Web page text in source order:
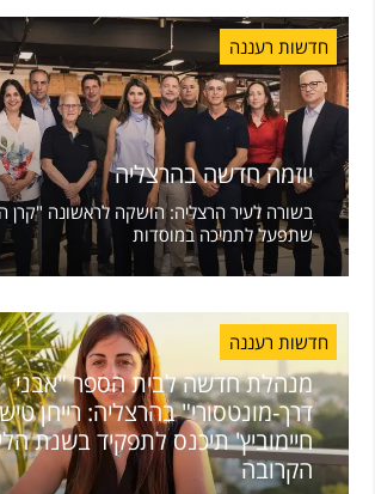
חדשות רעננה
יוזמה חדשה בהרצליה
בשורה לעיר הרצליה: הושקה לראשונה "קרן
שתפעל לתמיכה במוסדות
חדשות רעננה
מנהלת חדשה לבית הספר "אבני
דרך-מונטסורי" בהרצליה: רייחן
חיימוביץ' תיכנס לתפקיד בשנת
הקרובה